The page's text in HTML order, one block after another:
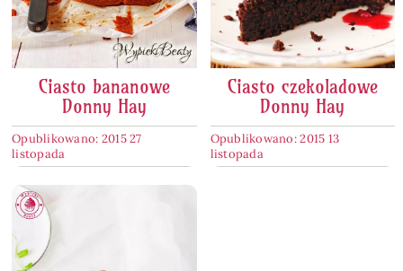
Ciasto bananowe
Donny Hay
Opublikowano: 2015 27
listopada
Ciasto czekoladowe
Donny Hay
Opublikowano: 2015 13
listopada